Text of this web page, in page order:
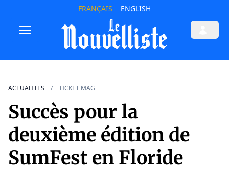
FRANÇAIS ENGLISH
ACTUALITES TICKET MAG
Succès pour la
deuxième édition de
SumFest en Floride